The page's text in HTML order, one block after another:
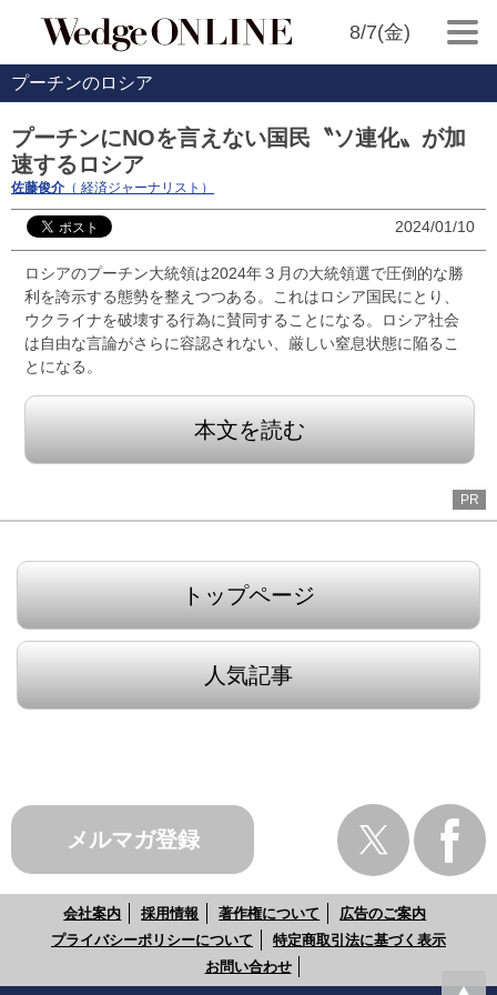
8/7(金)
プーチンのロシア
プーチンにNOを言えない国民〝ソ連化〟が加
速するロシア
佐藤俊介 （ 経済ジャーナリスト）
2024/01/10
ロシアのプーチン大統領は2024年３月の大統領選で圧倒的な勝
利を誇示する態勢を整えつつある。これはロシア国民にとり、
ウクライナを破壊する行為に賛同することになる。ロシア社会
は自由な言論がさらに容認されない、厳しい窒息状態に陥るこ
とになる。
本文を読む
PR
トップページ
人気記事
メルマガ登録
会社案内 採用情報 著作権について
広告のご案内
プライバシーポリシーについて
特定商取引法に基づく表示
お問い合わせ